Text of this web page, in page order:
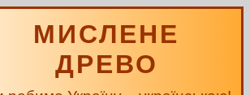
МИСЛЕНЕ
ДРЕВО